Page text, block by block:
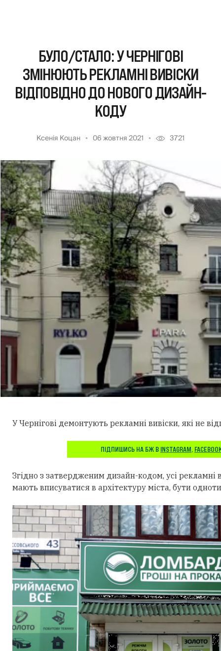
БУЛО/СТАЛО: У ЧЕРНІГОВІ
ЗМІНЮЮТЬ РЕКЛАМНІ ВИВІСКИ
ВІДПОВІДНО ДО НОВОГО ДИЗАЙН-
КОДУ
Ксенія Коцан 06 жовтня 2021 3721
У Чернігові демонтують рекламні вивіски, які не
ПІДПИШИСЬ НА БЖ В INSTAGRAM,
Згідно з затвердженим дизайн-кодом, усі рекламні
мають вписуватися в архітектуру міста, бути